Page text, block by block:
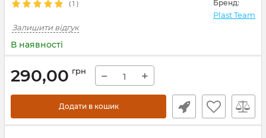
( 1 ) Бренд:
Plast Team
Залишити відгук
В наявності
290,00 грн − +
Додати в кошик